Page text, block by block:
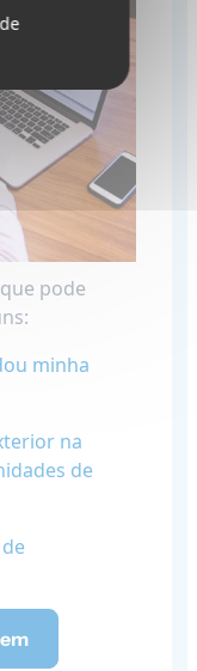
pode
minha
na
de